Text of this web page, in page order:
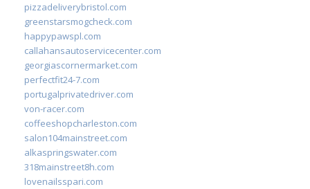
pizzadeliverybristol.com
greenstarsmogcheck.com
happypawspl.com
callahansautoservicecenter.com
georgiascornermarket.com
perfectfit24-7.com
portugalprivatedriver.com
von-racer.com
coffeeshopcharleston.com
salon104mainstreet.com
alkaspringswater.com
318mainstreet8h.com
lovenailsspari.com